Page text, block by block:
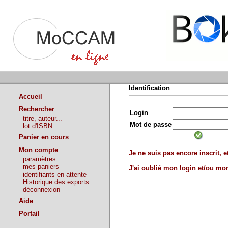
Accueil
Rechercher
titre, auteur...
lot d'ISBN
Panier en cours
Mon compte
paramètres
mes paniers
identifiants en attente
Historique des exports
déconnexion
Aide
Portail
Identification
Login
Mot de passe
Je ne suis pas encore inscrit,
J'ai oublié mon login et/ou